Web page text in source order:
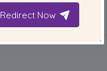
Redirect Now